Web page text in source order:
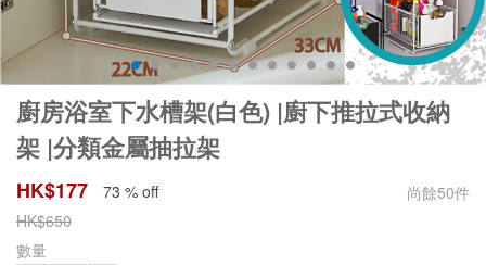
廚房浴室下水槽架(白色) |廚下推拉式收納
架 |分類金屬抽拉架
HK$177 73 % off 尚餘50件
HK$650
數量